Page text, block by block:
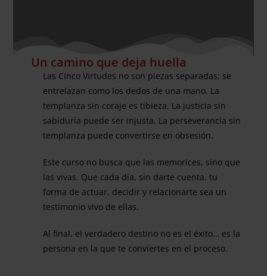
Un camino que deja huella
Las Cinco Virtudes no son piezas separadas; se
entrelazan como los dedos de una mano. La
templanza sin coraje es tibieza. La justicia sin
sabiduría puede ser injusta. La perseverancia sin
templanza puede convertirse en obsesión.
Este curso no busca que las memorices, sino que
las vivas. Que cada día, sin darte cuenta, tu
forma de actuar, decidir y relacionarte sea un
testimonio vivo de ellas.
Al final, el verdadero destino no es el éxito… es la
persona en la que te conviertes en el proceso.